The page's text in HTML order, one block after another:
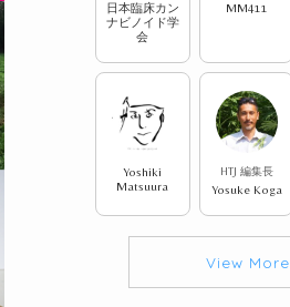
日本臨床カン
ナビノイド学
会
MM411
Yoshiki
Matsuura
HTJ 編集長
Yosuke Koga
View More